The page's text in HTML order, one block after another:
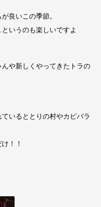
良いこの季節。
いうのも楽しいですよ
や新しくやってきたトラの
いるととりの村やカピバラ
！！